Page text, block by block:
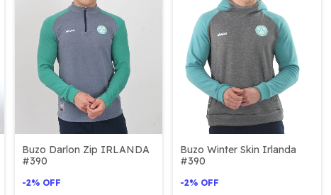
Buzo Darlon Zip IRLANDA
#390
-2% OFF
Buzo Winter Skin Irlanda
#390
-2% OFF